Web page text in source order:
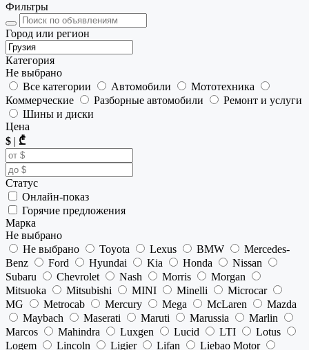
Фильтры
Город или регион
Категория
Не выбрано
Все категории
Автомобили
Мототехника
Коммерческие
Разборные автомобили
Ремонт и услуги
Шины и диски
Цена
$ | ₾
Статус
Онлайн-показ
Горячие предложения
Марка
Не выбрано
Не выбрано
Toyota Lexus BMW
Mercedes-
Benz
Ford Hyundai Kia Honda
Nissan
Subaru
Chevrolet Nash Morris
Morgan
Mitsuoka
Mitsubishi MINI Minelli
Microcar
MG
Metrocab Mercury Mega McLaren
Mazda
Maybach
Maserati Maruti Marussia
Marlin
Marcos
Mahindra Luxgen Lucid LTI
Lotus
Logem
Lincoln Ligier Lifan
Liebao Motor